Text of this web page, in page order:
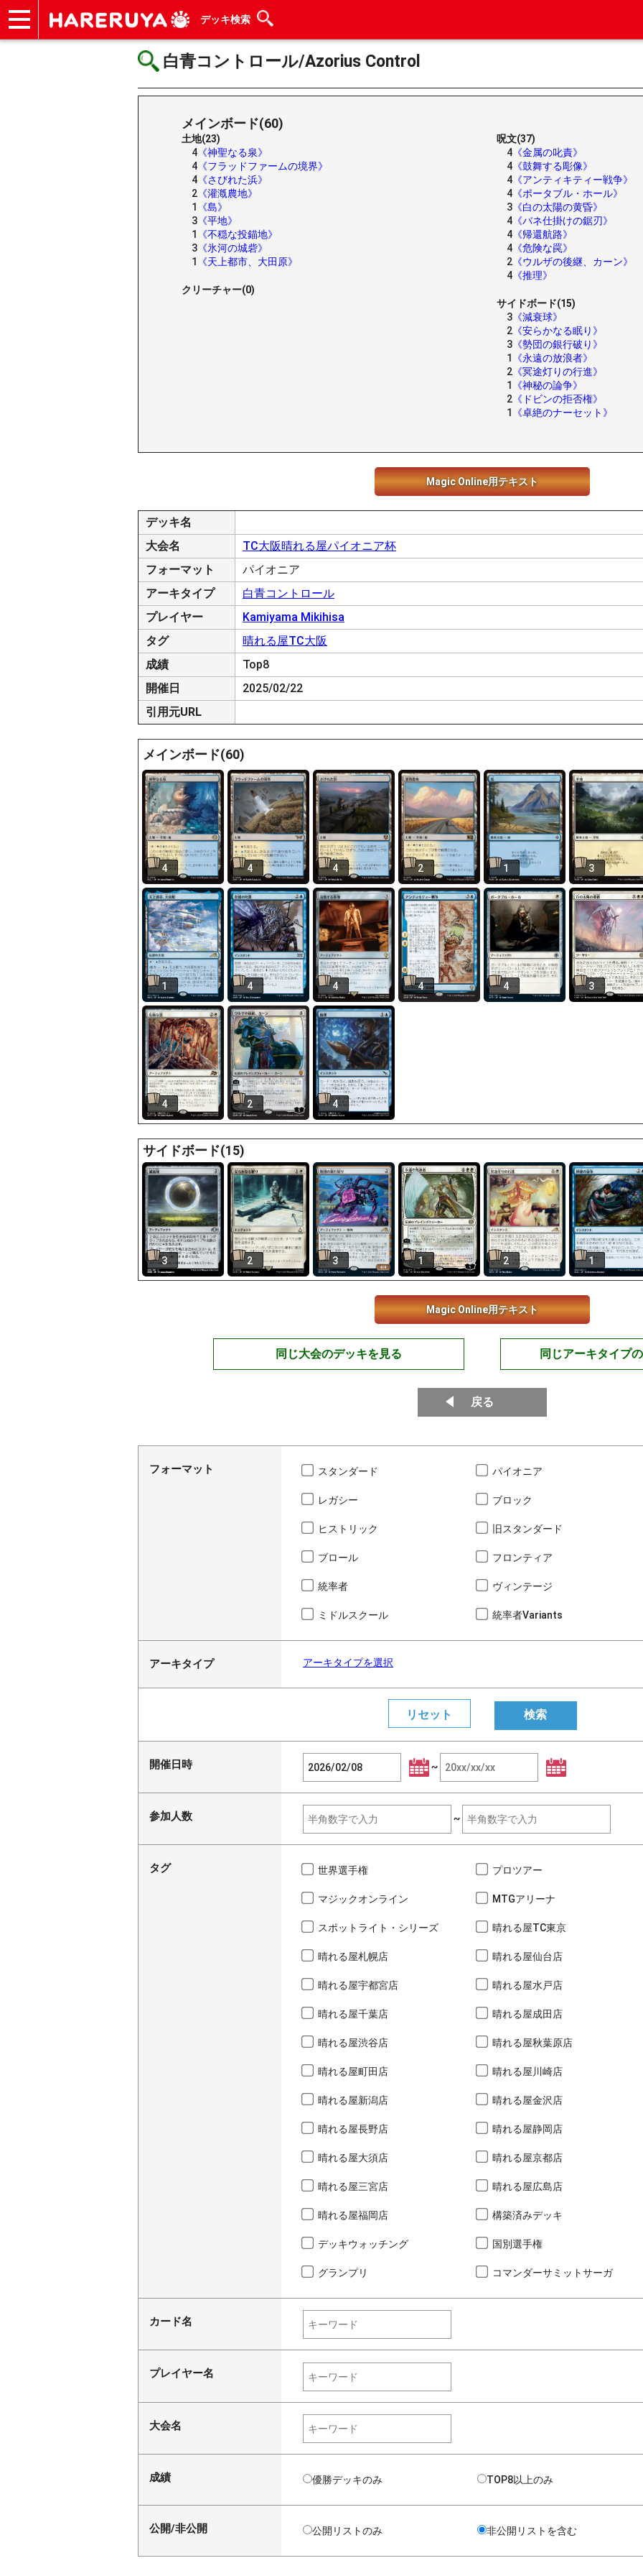
デッキ検索
白青コントロール/Azorius Control
メインボード(60)
土地(23)
4 《神聖なる泉》
4 《フラッドファームの境界》
4 《さびれた浜》
2 《灌漑農地》
1
《島》
3 《平地》
1
《不穏な投錨地》
3 《氷河の城砦》
1
《天上都市、大田原》
クリーチャー(0)
呪文(37)
4 《金属の叱責》
4 《鼓舞する彫像》
4 《アンティキティー戦争》
4 《ポータブル・ホール》
3 《白の太陽の黄昏》
4 《バネ仕掛けの鋸刃》
4 《帰還航路》
4 《危険な罠》
2 《ウルザの後継、カーン》
4 《推理》
サイドボード(15)
3 《減衰球》
2 《安らかなる眠り》
3 《勢団の銀行破り》
1
《永遠の放浪者》
2 《冥途灯りの行進》
1
《神秘の論争》
2 《ドビンの拒否権》
1
《卓絶のナーセット》
Magic Online用テキスト
デッキ名
大会名
TC大阪晴れる屋パイオニア杯
フォーマット
パイオニア
アーキタイプ
白青コントロール
プレイヤー
Kamiyama Mikihisa
タグ
晴れる屋TC大阪
成績
Top8
開催日
2025/02/22
引用元URL
メインボード(60)
4 4 4 2 1 3
1 4 4 4 4 3
4 2 4
サイドボード(15)
3 2 3 1 2 1
Magic Online用テキスト
同じ大会のデッキを見る 同じアーキタイプ
戻る
フォーマット スタンダード パイオニア
レガシー ブロック
ヒストリック 旧スタンダード
ブロール フロンティア
統率者 ヴィンテージ
ミドルスクール 統率者Variants
アーキタイプ アーキタイプを選択
開催日時 ~
参加人数 ~
タグ 世界選手権 プロツアー
マジックオンライン MTGアリーナ
スポットライト・シリーズ 晴れる屋TC東京
晴れる屋札幌店 晴れる屋仙台店
晴れる屋宇都宮店 晴れる屋水戸店
晴れる屋千葉店 晴れる屋成田店
晴れる屋渋谷店 晴れる屋秋葉原店
晴れる屋町田店 晴れる屋川崎店
晴れる屋新潟店 晴れる屋金沢店
晴れる屋長野店 晴れる屋静岡店
晴れる屋大須店 晴れる屋京都店
晴れる屋三宮店 晴れる屋広島店
晴れる屋福岡店 構築済みデッキ
デッキウォッチング 国別選手権
グランプリ コマンダーサミットサーガ
カード名
プレイヤー名
大会名
成績 優勝デッキのみ TOP8以上のみ
公開/非公開 公開リストのみ 非公開リストを含む